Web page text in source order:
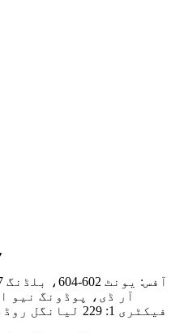
آر ڈی، پوڈونگ نیو
فیکٹری 1: 229